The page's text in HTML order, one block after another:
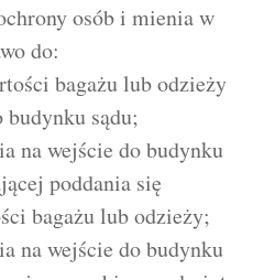
osób i mienia w
do:
bagażu lub odzieży
budynku sądu;
na wejście do budynku
poddania się
bagażu lub odzieży;
na wejście do budynku